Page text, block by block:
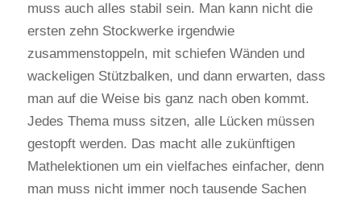
muss auch alles stabil sein. Man kann nicht die
ersten zehn Stockwerke irgendwie
zusammenstoppeln, mit schiefen Wänden und
wackeligen Stützbalken, und dann erwarten, dass
man auf die Weise bis ganz nach oben kommt.
Jedes Thema muss sitzen, alle Lücken müssen
gestopft werden. Das macht alle zukünftigen
Mathelektionen um ein vielfaches einfacher, denn
man muss nicht immer noch tausende Sachen